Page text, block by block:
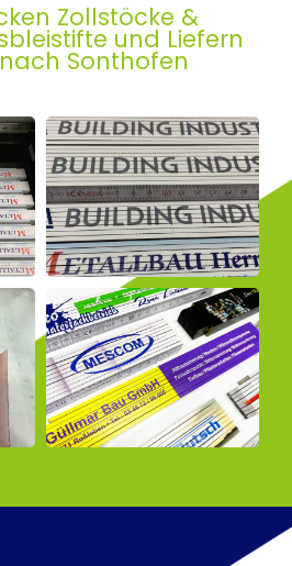
Zollstöcke &
und Liefern
Sonthofen